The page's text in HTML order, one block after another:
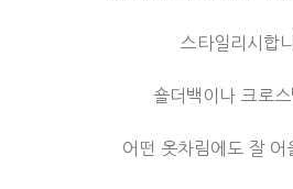
스타일리시합
숄더백이나 크로스
어떤 옷차림에도 잘 어